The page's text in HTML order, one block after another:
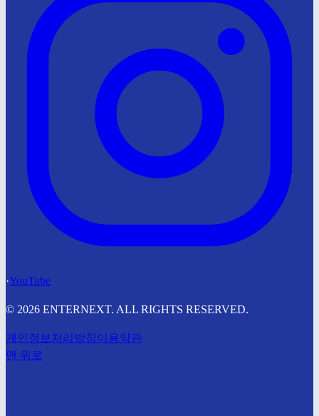
·YouTube
© 2026 ENTERNEXT. ALL RIGHTS RESERVED.
개인정보처리방침 이용약관
맨 위로